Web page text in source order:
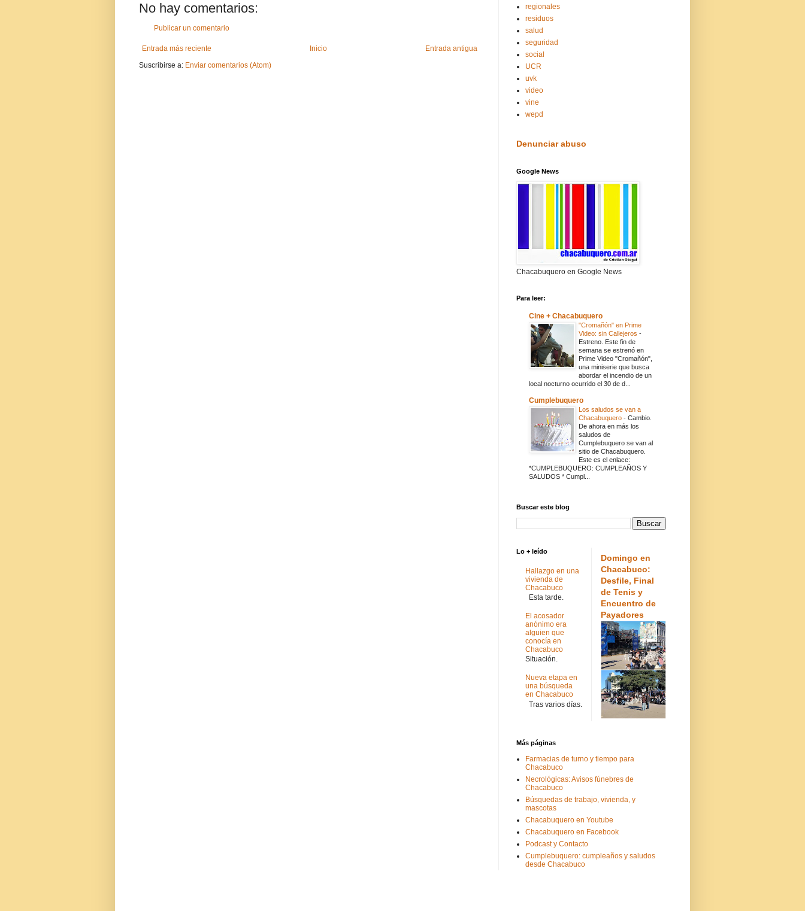
No hay comentarios:
Publicar un comentario
Entrada más reciente Entrada antigua
Inicio
Suscribirse a: Enviar comentarios (Atom)
regionales
residuos
salud
seguridad
social
UCR
uvk
video
vine
wepd
Denunciar abuso
Google News
Chacabuquero en Google News
Para leer:
Cine + Chacabuquero
"Cromañón" en Prime
Video: sin Callejeros -
Estreno. Este fin de
semana se estrenó en
Prime Video "Cromañón",
una miniserie que busca
abordar el incendio de un
local nocturno ocurrido el 30 de d...
Cumplebuquero
Los saludos se van a
Chacabuquero - Cambio.
De ahora en más los
saludos de
Cumplebuquero se van al
sitio de Chacabuquero.
Este es el enlace:
*CUMPLEBUQUERO: CUMPLEAÑOS Y
SALUDOS * Cumpl...
Buscar este blog
Lo + leído
Hallazgo en una
vivienda de
Chacabuco
Esta tarde.
El acosador
anónimo era
alguien que
conocía en
Chacabuco
Situación.
Nueva etapa en
una búsqueda
en Chacabuco
Tras varios días.
Domingo en
Chacabuco:
Desfile, Final
de Tenis y
Encuentro de
Payadores
Más páginas
Farmacias de turno y tiempo para
Chacabuco
Necrológicas: Avisos fúnebres de
Chacabuco
Búsquedas de trabajo, vivienda, y
mascotas
Chacabuquero en Youtube
Chacabuquero en Facebook
Podcast y Contacto
Cumplebuquero: cumpleaños y saludos
desde Chacabuco